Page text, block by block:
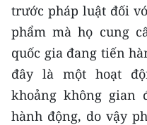
Đồng bằng sông Cửu
Chuyên trang Hà Nội
Chuyên trang TP. Hồ
CHUYÊN ĐỀ
trước pháp luật đối
phẩm mà họ cung
quốc gia đang tiến
đây là một hoạt
khoảng không gian
hành động, do vậy